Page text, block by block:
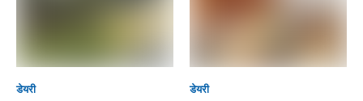
डेयरी डेयरी